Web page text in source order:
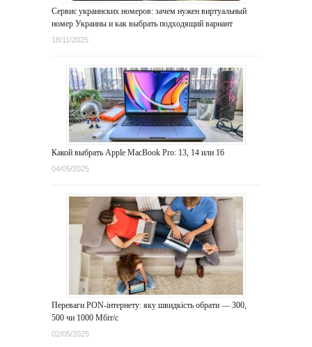
Сервис украинских номеров: зачем нужен виртуальный
номер Украины и как выбрать подходящий вариант
18/11/2025
Какой выбрать Apple MacBook Pro: 13, 14 или 16
04/05/2025
Переваги PON-інтернету: яку швидкість обрати — 300,
500 чи 1000 Мбіт/с
02/05/2025